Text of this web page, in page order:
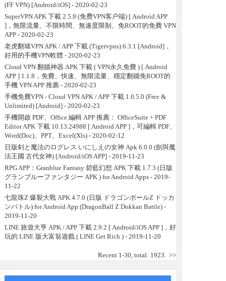
(FF VPN) [Android/iOS]- 2020-02-23
SuperVPN APK 下載 2.5.9 (免费VPN客户端) [ Android APP
]，無限流量、不限時間、無速度限制、免ROOT的免費 VPN
APP- 2020-02-23
老虎翻墙VPN APK / APP 下載 (Tigervpns) 6.3.1 [Android]，
好用的手機VPN軟體 - 2020-02-23
Cloud VPN 翻牆神器 APK 下載 ( VPN永久免費 ) [ Android
APP ] 1.1.8，免費、快速、無限流量、穩定翻牆免ROOT的
手機 VPN APP 推薦- 2020-02-23
手機免費VPN - Cloud VPN APK / APP 下載 1.0.5.0 (Free &
Unlimited) [Android]- 2020-02-23
手機開啟 PDF、Office 編輯 APP 推薦： OfficeSuite + PDF
Editor APK 下載 10.13.24988 [ Android APP ]，可編輯 PDF、
Word(Doc)、PPT、Excel(Xls)- 2020-02-12
日版剣と魔法のログレス いにしえの女神 Apk 6.0.0 (劍與魔
法王國 古代女神) [Android/iOS APP]- 2019-11-23
RPG APP：Granblue Fantasy 碧藍幻想 APK 下載 1.7.3 (日版
グランブルーファンタジー APK ) for Android Apps - 2019-
11-22
七龍珠Z 爆裂大戰 APK 4.7.0 (日版 ドラゴンボールZ ドッカ
ンバトル) for Android App (DragonBall Z Dokkan Battle)-
2019-11-20
LINE 旅遊大亨 APK / APP 下載 2.9.2 [ Android/iOS APP ]，好
玩的 LINE 版大富翁遊戲 ( LINE Get Rich )- 2019-11-20
Recent 1-30, total: 1923. >>